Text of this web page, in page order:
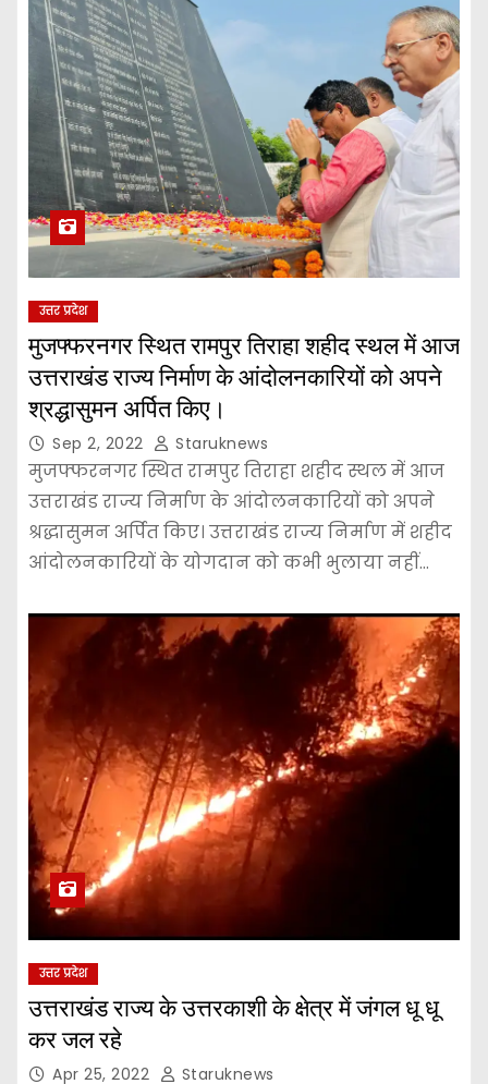
उत्तर प्रदेश
मुजफ्फरनगर स्थित रामपुर तिराहा शहीद स्थल में आज
उत्तराखंड राज्य निर्माण के आंदोलनकारियों को अपने
श्रद्धासुमन अर्पित किए।
Sep 2, 2022 Staruknews
मुजफ्फरनगर स्थित रामपुर तिराहा शहीद स्थल में आज
उत्तराखंड राज्य निर्माण के आंदोलनकारियों को अपने
श्रद्धासुमन अर्पित किए। उत्तराखंड राज्य निर्माण में शहीद
आंदोलनकारियों के योगदान को कभी भुलाया नहीं…
उत्तर प्रदेश
उत्तराखंड राज्य के उत्तरकाशी के क्षेत्र में जंगल धू धू
कर जल रहे
Apr 25, 2022 Staruknews